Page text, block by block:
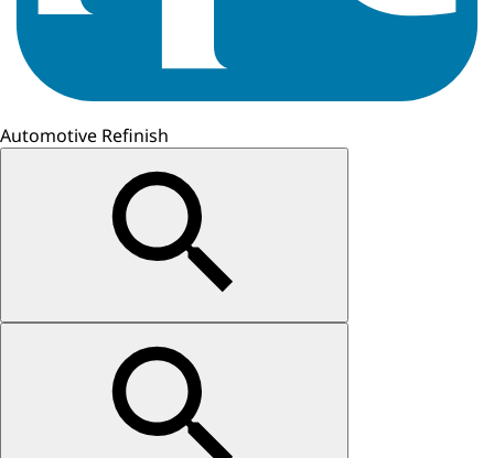
Automotive Refinish